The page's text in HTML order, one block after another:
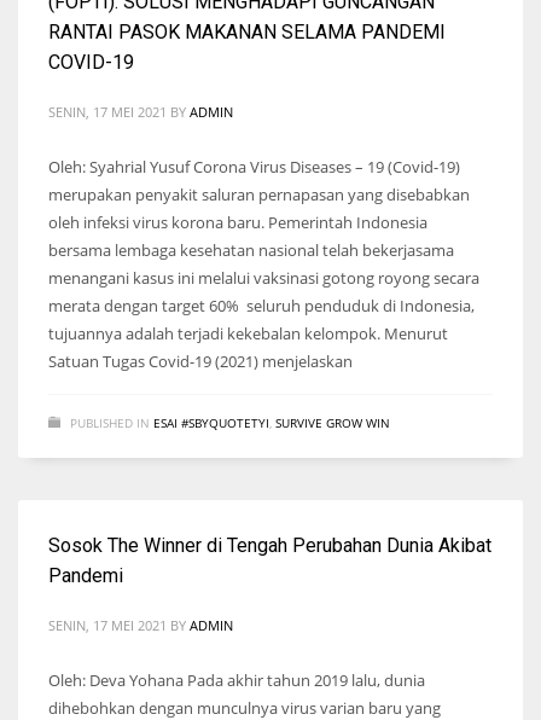
RANTAI PASOK MAKANAN SELAMA PANDEMI
COVID-19
SENIN, 17 MEI 2021 BY ADMIN
Oleh: Syahrial Yusuf Corona Virus Diseases – 19 (Covid-19)
merupakan penyakit saluran pernapasan yang disebabkan
oleh infeksi virus korona baru. Pemerintah Indonesia
bersama lembaga kesehatan nasional telah bekerjasama
menangani kasus ini melalui vaksinasi gotong royong secara
merata dengan target 60% seluruh penduduk di Indonesia,
tujuannya adalah terjadi kekebalan kelompok. Menurut
Satuan Tugas Covid-19 (2021) menjelaskan
PUBLISHED IN ESAI #SBYQUOTETYI SURVIVE GROW WIN
Sosok The Winner di Tengah Perubahan Dunia Akibat
Pandemi
SENIN, 17 MEI 2021 BY ADMIN
Oleh: Deva Yohana Pada akhir tahun 2019 lalu, dunia
dihebohkan dengan munculnya virus varian baru yang